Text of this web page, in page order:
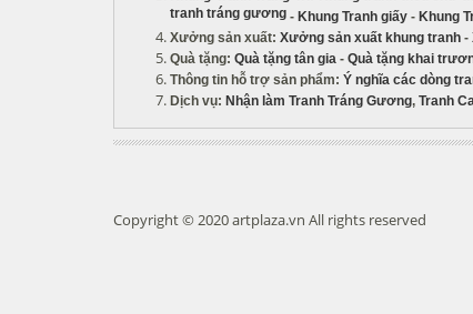
tranh tráng gương - Khung Tranh giấy - Khung
Xưởng sản xuất: Xưởng sản xuất khung tranh -
Quà tặng: Quà tặng tân gia - Quà tặng khai
Thông tin hỗ trợ sản phẩm: Ý nghĩa các dòng
Dịch vụ: Nhận làm Tranh Tráng Gương, Tranh
Copyright © 2020 artplaza.vn All rights reserved